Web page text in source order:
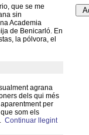
que se me
sin
Academia
de Benicarló. En
la pólvora, el
agrana
dels qui més
per
som els
Continuar llegint